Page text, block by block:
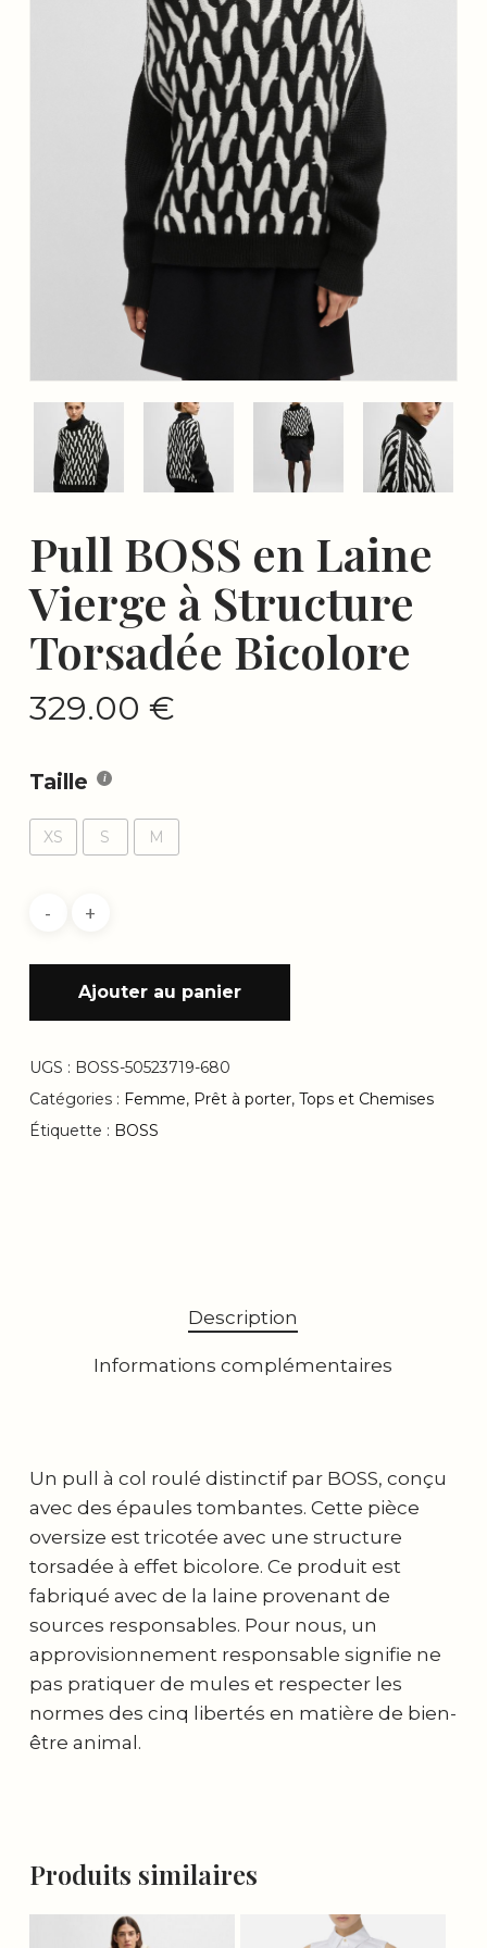
Pull BOSS en Laine
Vierge à Structure
Torsadée Bicolore
329.00 €
Taille
XS S M
Ajouter au panier
UGS : BOSS-50523719-680
Catégories : Femme, Prêt à porter, Tops et Chemises
Étiquette : BOSS
Description
Informations complémentaires
Un pull à col roulé distinctif par BOSS, conçu
avec des épaules tombantes. Cette pièce
oversize est tricotée avec une structure
torsadée à effet bicolore. Ce produit est
fabriqué avec de la laine provenant de
sources responsables. Pour nous, un
approvisionnement responsable signifie ne
pas pratiquer de mules et respecter les
normes des cinq libertés en matière de bien-
être animal.
Produits similaires